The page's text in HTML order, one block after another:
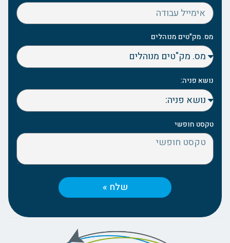
מס. מק"טים מנוהלים
נושא פניה:
טקסט חופשי
שלח »